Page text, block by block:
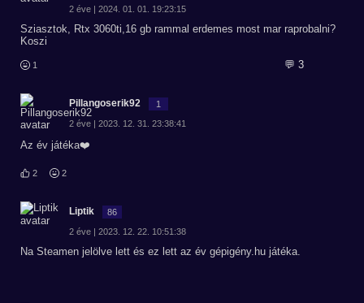
2 éve | 2024. 01. 01. 19:23:15
Sziasztok, Rtx 3060ti,16 gb rammal erdemes most mar raprobalni?
Koszi
1 💬 3
Pillangoserik92 1
2 éve | 2023. 12. 31. 23:38:41
Az év játéka❤️
2 2
Liptik 86
2 éve | 2023. 12. 22. 10:51:38
Na Steamen jelölve lett és ez lett az év gépigény.hu játéka.